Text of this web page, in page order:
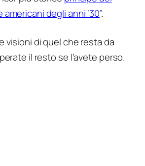
degli anni ‘30”.
visioni di quel che resta da
il resto se l’avete perso.